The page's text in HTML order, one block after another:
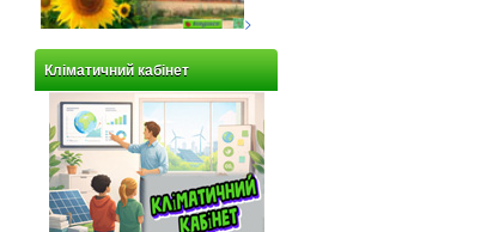
>
Кліматичний кабінет